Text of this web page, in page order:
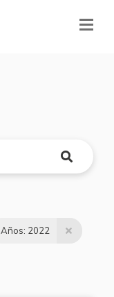
Años: 2022